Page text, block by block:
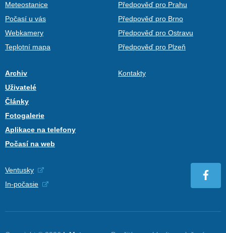
Meteostanice
Počasí u vás
Webkamery
Teplotní mapa
Předpověď pro Prahu
Předpověď pro Brno
Předpověď pro Ostravu
Předpověď pro Plzeň
Archiv
Uživatelé
Články
Fotogalerie
Aplikace na telefony
Počasí na web
Kontakty
Ventusky
In-počasie